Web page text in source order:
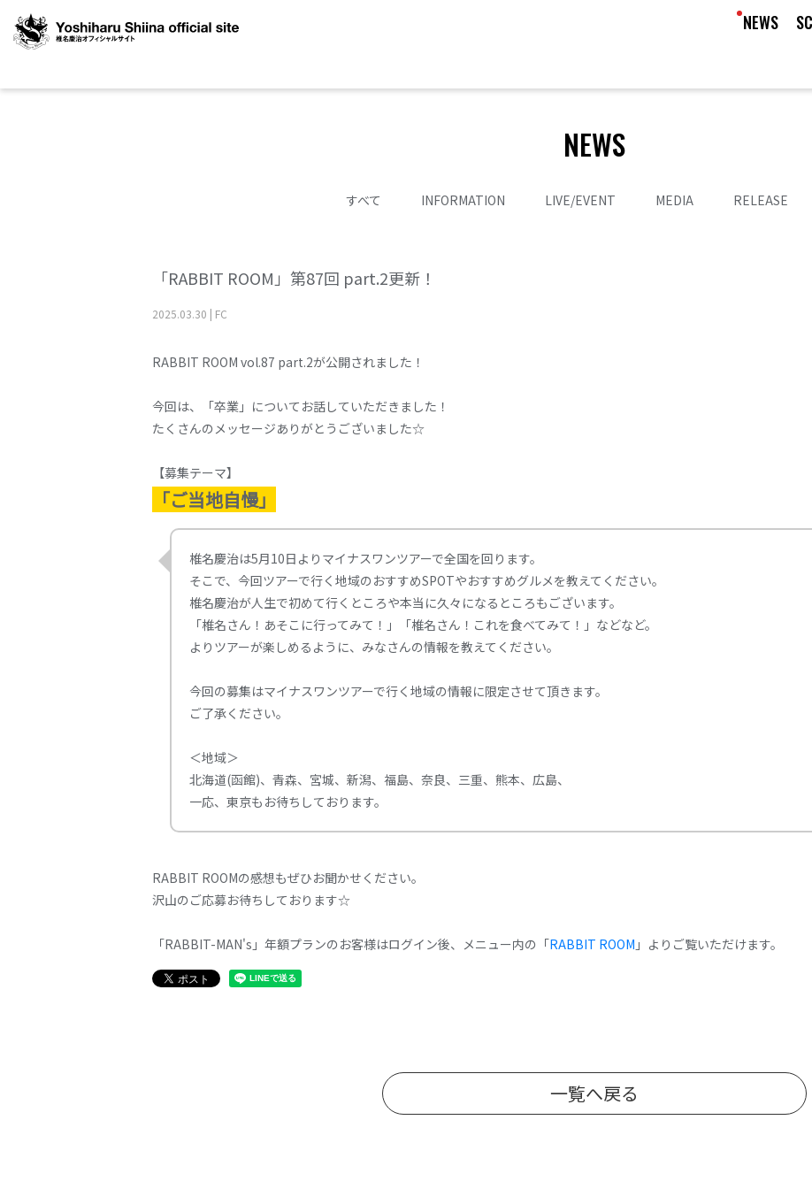
NEWS
NEWS
すべて INFORMATION LIVE/EVENT MEDIA RELEASE
「RABBIT ROOM」第87回 part.2更新！
2025.03.30 | FC
RABBIT ROOM vol.87 part.2が公開されました！
今回は、「卒業」についてお話していただきました！
たくさんのメッセージありがとうございました☆
【募集テーマ】
「ご当地自慢」
椎名慶治は5月10日よりマイナスワンツアーで全国を回ります。
そこで、今回ツアーで行く地域のおすすめSPOTやおすすめグルメを教えてください。
椎名慶治が人生で初めて行くところや本当に久々になるところもございます。
「椎名さん！あそこに行ってみて！」「椎名さん！これを食べてみて！」などなど。
よりツアーが楽しめるように、みなさんの情報を教えてください。
今回の募集はマイナスワンツアーで行く地域の情報に限定させて頂きます。
ご了承ください。
＜地域＞
北海道(函館)、青森、宮城、新潟、福島、奈良、三重、熊本、広島、
一応、東京もお待ちしております。
RABBIT ROOMの感想もぜひお聞かせください。
沢山のご応募お待ちしております☆
「RABBIT-MAN's」年額プランのお客様はログイン後、メニュー内の「RABBIT ROOM 」よりご覧いただけます。
一覧へ戻る